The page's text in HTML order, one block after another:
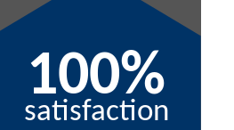
100%
satisfaction